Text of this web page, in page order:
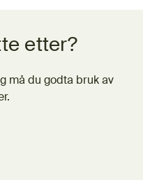
etter?
må du godta bruk av